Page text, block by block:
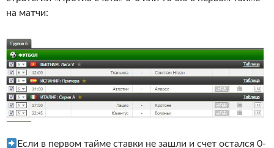
на матчи:
Если в первом тайме ставки не зашли и счет остался 0-